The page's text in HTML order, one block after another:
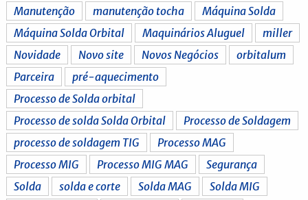
Manutenção
manutenção tocha
Máquina Solda
Máquina Solda Orbital
Maquinários Aluguel
miller
Novidade
Novo site Novos Negócios
orbitalum
Parceira
pré-aquecimento
Processo de Solda orbital
Processo de solda Solda Orbital
Processo de Soldagem
processo de soldagem TIG
Processo MAG
Processo MIG
Processo MIG MAG
Segurança
Solda
solda e corte Solda MAG
Solda MIG